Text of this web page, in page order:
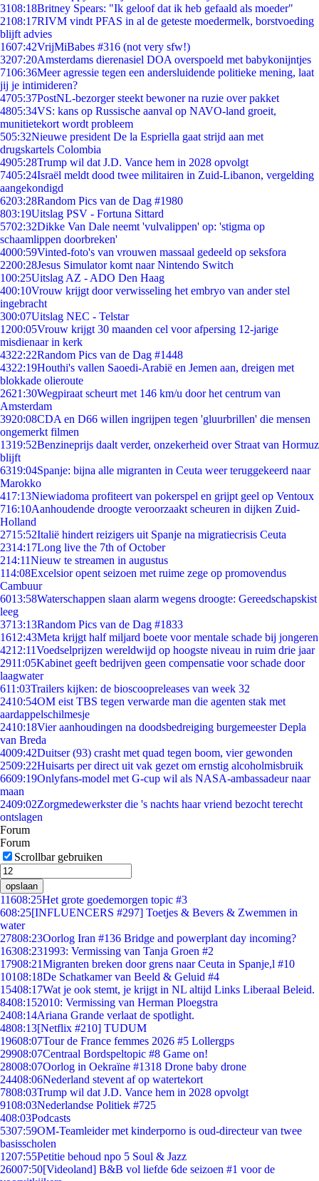
3108:18Britney Spears: "Ik geloof dat ik heb gefaald als moeder"
2108:17RIVM vindt PFAS in al de geteste moedermelk, borstvoeding
blijft advies
1607:42VrijMiBabes #316 (not very sfw!)
3207:20Amsterdams dierenasiel DOA overspoeld met babykonijntjes
7106:36Meer agressie tegen een andersluidende politieke mening, laat
jij je intimideren?
4705:37PostNL-bezorger steekt bewoner na ruzie over pakket
4805:34VS: kans op Russische aanval op NAVO-land groeit,
munitietekort wordt probleem
505:32Nieuwe president De la Espriella gaat strijd aan met
drugskartels Colombia
4905:28Trump wil dat J.D. Vance hem in 2028 opvolgt
7405:24Israël meldt dood twee militairen in Zuid-Libanon, vergelding
aangekondigd
6203:28Random Pics van de Dag #1980
803:19Uitslag PSV - Fortuna Sittard
5702:32Dikke Van Dale neemt 'vulvalippen' op: 'stigma op
schaamlippen doorbreken'
4000:59Vinted-foto's van vrouwen massaal gedeeld op seksfora
2200:28Jesus Simulator komt naar Nintendo Switch
100:25Uitslag AZ - ADO Den Haag
400:10Vrouw krijgt door verwisseling het embryo van ander stel
ingebracht
300:07Uitslag NEC - Telstar
1200:05Vrouw krijgt 30 maanden cel voor afpersing 12-jarige
misdienaar in kerk
4322:22Random Pics van de Dag #1448
4322:19Houthi's vallen Saoedi-Arabië en Jemen aan, dreigen met
blokkade olieroute
2621:30Wegpiraat scheurt met 146 km/u door het centrum van
Amsterdam
3920:08CDA en D66 willen ingrijpen tegen 'gluurbrillen' die mensen
ongemerkt filmen
1319:52Benzineprijs daalt verder, onzekerheid over Straat van Hormuz
blijft
6319:04Spanje: bijna alle migranten in Ceuta weer teruggekeerd naar
Marokko
417:13Niewiadoma profiteert van pokerspel en grijpt geel op Ventoux
716:10Aanhoudende droogte veroorzaakt scheuren in dijken Zuid-
Holland
2715:52Italië hindert reizigers uit Spanje na migratiecrisis Ceuta
2314:17Long live the 7th of October
214:11Nieuw te streamen in augustus
114:08Excelsior opent seizoen met ruime zege op promovendus
Cambuur
6013:58Waterschappen slaan alarm wegens droogte: Gereedschapskist
leeg
3713:13Random Pics van de Dag #1833
1612:43Meta krijgt half miljard boete voor mentale schade bij jongeren
4212:11Voedselprijzen wereldwijd op hoogste niveau in ruim drie jaar
2911:05Kabinet geeft bedrijven geen compensatie voor schade door
laagwater
611:03Trailers kijken: de bioscoopreleases van week 32
2410:54OM eist TBS tegen verwarde man die agenten stak met
aardappelschilmesje
2410:18Vier aanhoudingen na doodsbedreiging burgemeester Depla
van Breda
4009:42Duitser (93) crasht met quad tegen boom, vier gewonden
2509:22Huisarts per direct uit vak gezet om ernstig alcoholmisbruik
6609:19Onlyfans-model met G-cup wil als NASA-ambassadeur naar
maan
2409:02Zorgmedewerkster die 's nachts haar vriend bezocht terecht
ontslagen
Forum
Forum
Scrollbar gebruiken
opslaan
11608:25Het grote goedemorgen topic #3
608:25[INFLUENCERS #297] Toetjes & Bevers & Zwemmen in
water
27808:23Oorlog Iran #136 Bridge and powerplant day incoming?
16308:231993: Vermissing van Tanja Groen #2
17908:21Migranten breken door grens naar Ceuta in Spanje,l #10
10108:18De Schatkamer van Beeld & Geluid #4
15408:17Wat je ook stemt, je krijgt in NL altijd Links Liberaal Beleid.
8408:152010: Vermissing van Herman Ploegstra
2408:14Ariana Grande verlaat de spotlight.
4808:13[Netflix #210] TUDUM
19608:07Tour de France femmes 2026 #5 Lollergps
29908:07Centraal Bordspeltopic #8 Game on!
28008:07Oorlog in Oekraïne #1318 Drone baby drone
24408:06Nederland stevent af op watertekort
7808:03Trump wil dat J.D. Vance hem in 2028 opvolgt
9108:03Nederlandse Politiek #725
408:03Podcasts
5307:59OM-Teamleider met kinderporno is oud-directeur van twee
basisscholen
1207:55Petitie behoud npo 5 Soul & Jazz
26007:50[Videoland] B&B vol liefde 6de seizoen #1 voor de